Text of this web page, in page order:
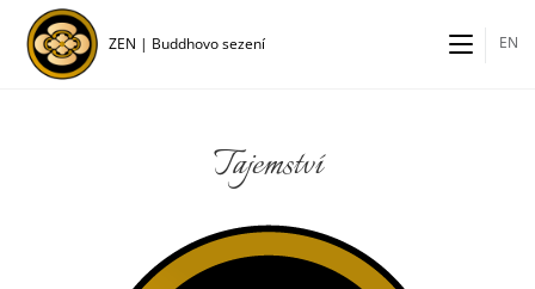
EN
ZEN | Buddhovo sezení
Tajemství